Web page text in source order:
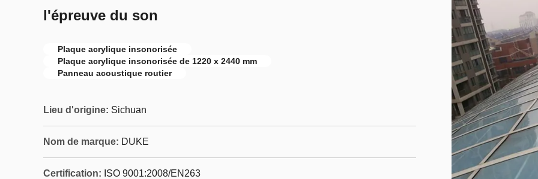
l'épreuve du son
Plaque acrylique insonorisée
Plaque acrylique insonorisée de 1220 x 2440 mm
Panneau acoustique routier
Lieu d'origine: Sichuan
Nom de marque: DUKE
Certification: ISO 9001:2008/EN263